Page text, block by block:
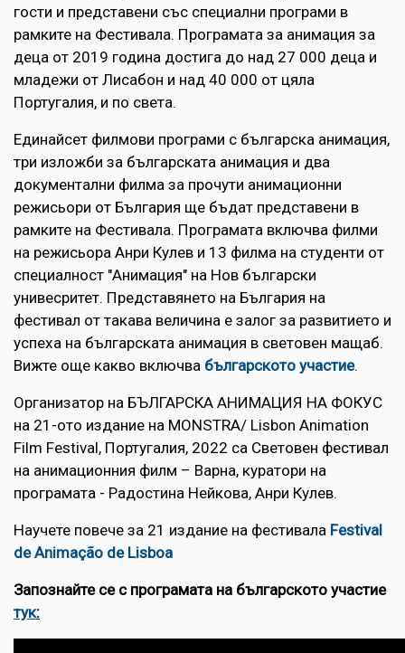
гости и представени със специални програми в
рамките на Фестивала. Програмата за анимация за
деца от 2019 година достига до над 27 000 деца и
младежи от Лисабон и над 40 000 от цяла
Португалия, и по света.
Единайсет филмови програми с българска анимация,
три изложби за българската анимация и два
документални филма за прочути анимационни
режисьори от България ще бъдат представени в
рамките на Фестивала. Програмата включва филми
на режисьора Анри Кулев и 13 филма на студенти от
специалност "Анимация" на Нов български
унивесритет. Представянето на България на
фестивал от такава величина е залог за развитието и
успеха на българската анимация в световен мащаб.
Вижте още какво включва българското участие.
Организатор на БЪЛГАРСКА АНИМАЦИЯ НА ФОКУС
на 21-ото издание на MONSTRA/ Lisbon Animation
Film Festival, Португалия, 2022 са Световен фестивал
на анимационния филм – Варна, куратори на
програмата - Радостина Нейкова, Анри Кулев.
Научете повече за 21 издание на фестивала Festival
de Animação de Lisboa
Запознайте се с програмата на българското участие
тук: